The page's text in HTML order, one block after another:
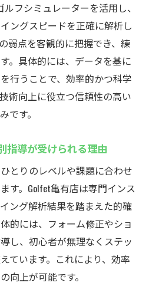
フ未経験者も上達を実感で
定額通い放題プランが初心
れるインドアゴルフスクー
消するインドアゴルフス
ゴルフスクール
ルフスクールの通いやすさ
仕事帰りや休日の利用にぴ
ンドアゴルフスクールを
フシミュレーターを活用し、
ングスピードを正確に解析し
弱点を客観的に把握でき、練
。具体的には、データを基に
行うことで、効率的かつ科学
術向上に役立つ信頼性の高い
です。
指導が受けられる理由
とりのレベルや課題に合わせ
す。Golfet亀有店は専門インス
ング解析結果を踏まえた的確
的には、フォーム修正やショ
し、初心者が無理なくステッ
ています。これにより、効率
向上が可能です。